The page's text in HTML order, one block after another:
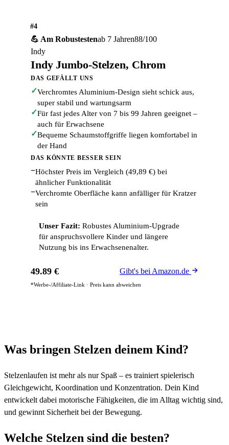
#4
💪 Am Robustestenab 7 Jahren88/100
Indy
Indy Jumbo-Stelzen, Chrom
DAS GEFÄLLT UNS
✓Verchromtes Aluminium-Design sieht schick aus,
super stabil und wartungsarm
✓Für fast jedes Alter von 7 bis 99 Jahren geeignet –
auch für Erwachsene
✓Bequeme Schaumstoffgriffe liegen komfortabel in
der Hand
DAS KÖNNTE BESSER SEIN
−Höchster Preis im Vergleich (49,89 €) bei
ähnlicher Funktionalität
−Verchromte Oberfläche kann anfälliger für Kratzer
sein
Unser Fazit: Robustes Aluminium-Upgrade
für anspruchsvollere Kinder und längere
Nutzung bis ins Erwachsenenalter.
49.89 € Gibt's bei Amazon.de
*Werbe-/Affiliate-Link · Preis kann abweichen
Was bringen Stelzen deinem Kind?
Stelzenlaufen ist mehr als nur Spaß – es trainiert spielerisch
Gleichgewicht, Koordination und Konzentration. Dein Kind
entwickelt dabei motorische Fähigkeiten, die im Alltag wichtig sind,
und gewinnt Sicherheit bei der Bewegung.
Welche Stelzen sind die besten?